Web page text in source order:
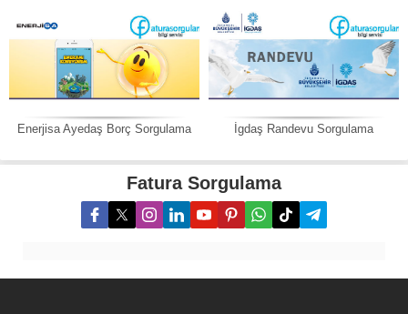
Enerjisa Ayedaş Borç Sorgulama İgdaş Randevu Sorgulama
Fatura Sorgulama